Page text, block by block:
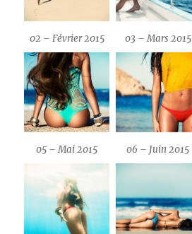
02 – Février 2015 03 – Mars 2015
05 – Mai 2015 06 – Juin 2015